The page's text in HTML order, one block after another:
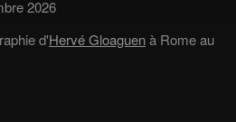
2026
d'Hervé Gloaguenà Rome au